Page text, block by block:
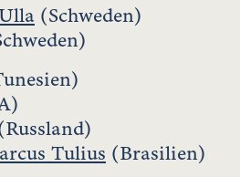
(Schweden)
Tulius (Brasilien)